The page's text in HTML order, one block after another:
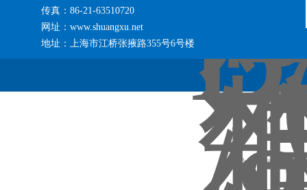
传真：86-21-63510720
网址：www.shuangxu.net
地址：上海市江桥张掖路355号6号楼
沪公网安备